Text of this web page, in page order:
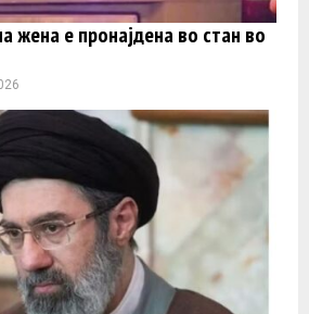
жена е пронајдена во стан во